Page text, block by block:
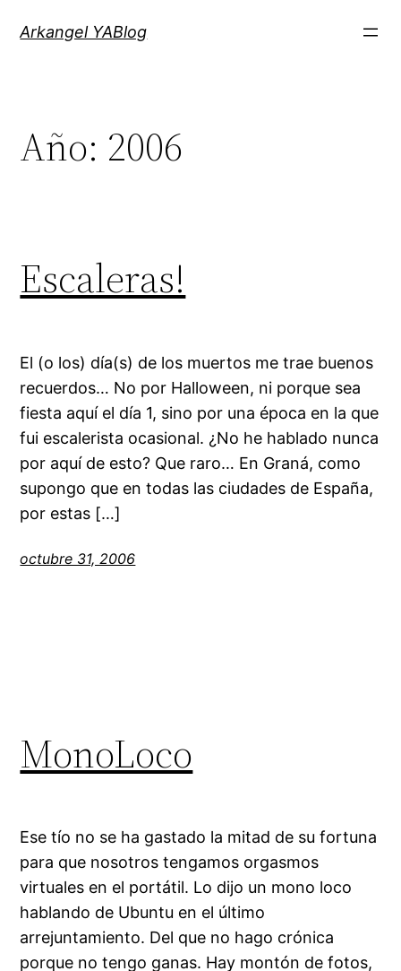
Arkangel YABlog
Año: 2006
Escaleras!
El (o los) día(s) de los muertos me trae buenos
recuerdos… No por Halloween, ni porque sea
fiesta aquí el día 1, sino por una época en la que
fui escalerista ocasional. ¿No he hablado nunca
por aquí de esto? Que raro… En Graná, como
supongo que en todas las ciudades de España,
por estas […]
octubre 31, 2006
MonoLoco
Ese tío no se ha gastado la mitad de su fortuna
para que nosotros tengamos orgasmos
virtuales en el portátil. Lo dijo un mono loco
hablando de Ubuntu en el último
arrejuntamiento. Del que no hago crónica
porque no tengo ganas. Hay montón de fotos,